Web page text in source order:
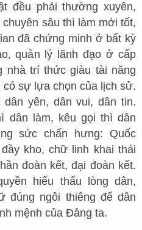
đều phải thường xuyên,
sâu thì làm mới tốt,
đã chứng minh ở bất kỳ
quản lý lãnh đạo ở cấp
nhà trí thức giàu tài năng
sự lựa chọn của lịch sử.
yên, dân vui, dân tin.
dân làm, kêu gọi thì dân
sức chấn hưng: Quốc
kho, chữ linh khai thái
đoàn kết, đại đoàn kết.
hiểu thấu lòng dân,
đúng ngôi thiêng để dân
mệnh của Đảng ta.